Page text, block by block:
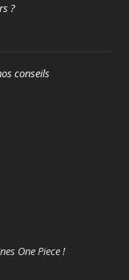
?
conseils
One Piece !